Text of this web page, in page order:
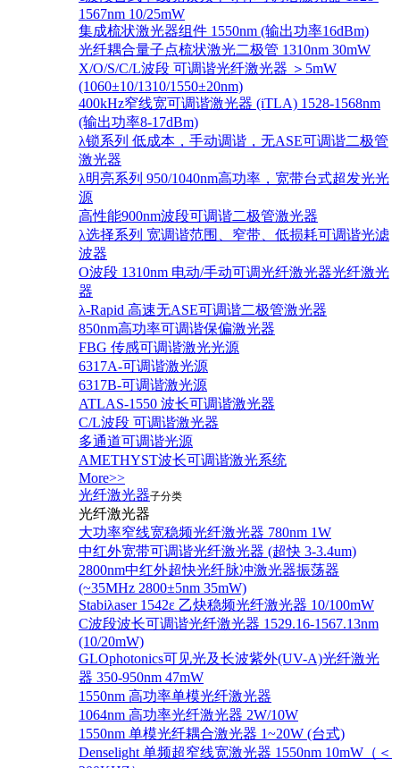
1567nm 10/25mW
集成梳状激光器组件 1550nm (输出功率16dBm)
光纤耦合量子点梳状激光二极管 1310nm 30mW
X/O/S/C/L波段 可调谐光纤激光器 ＞5mW
(1060±10/1310/1550±20nm)
400kHz窄线宽可调谐激光器 (iTLA) 1528-1568nm
(输出功率8-17dBm)
λ锁系列 低成本，手动调谐，无ASE可调谐二极管
激光器
λ明亮系列 950/1040nm高功率，宽带台式超发光光
源
高性能900nm波段可调谐二极管激光器
λ选择系列 宽调谐范围、窄带、低损耗可调谐光滤
波器
O波段 1310nm 电动/手动可调光纤激光器光纤激光
器
λ-Rapid 高速无ASE可调谐二极管激光器
850nm高功率可调谐保偏激光器
FBG 传感可调谐激光光源
6317A-可调谐激光源
6317B-可调谐激光源
ATLAS-1550 波长可调谐激光器
C/L波段 可调谐激光器
多通道可调谐光源
AMETHYST波长可调谐激光系统
More>>
光纤激光器子分类
光纤激光器
大功率窄线宽稳频光纤激光器 780nm 1W
中红外宽带可调谐光纤激光器 (超快 3-3.4um)
2800nm中红外超快光纤脉冲激光器振荡器
(~35MHz 2800±5nm 35mW)
Stabiλaser 1542ε 乙炔稳频光纤激光器 10/100mW
C波段波长可调谐光纤激光器 1529.16-1567.13nm
(10/20mW)
GLOphotonics可见光及长波紫外(UV-A)光纤激光
器 350-950nm 47mW
1550nm 高功率单模光纤激光器
1064nm 高功率光纤激光器 2W/10W
1550nm 单模光纤耦合激光器 1~20W (台式)
Denselight 单频超窄线宽激光器 1550nm 10mW（＜